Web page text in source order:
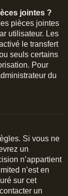
jointes ?
pièces jointes
utilisateur. Les
le transfert
seuls certains
Pour
du
Si vous ne
un
n’appartient
n’est en
sur cet
un